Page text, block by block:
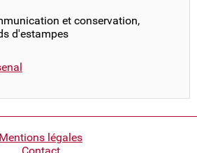
et conservation,
d'estampes
Mentions légales